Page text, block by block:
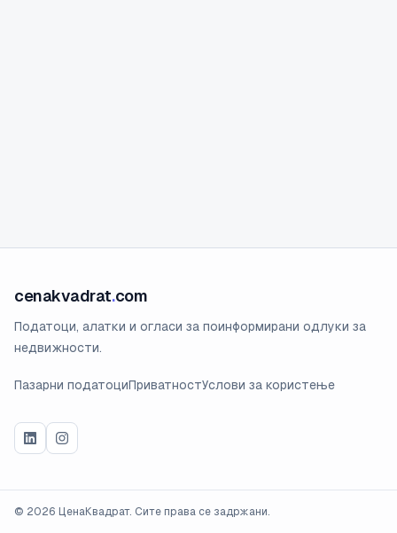
cenakvadrat.com
Податоци, алатки и огласи за поинформирани одлуки за
недвижности.
Пазарни податоциПриватностУслови за користење
© 2026 ЦенаКвадрат. Сите права се задржани.